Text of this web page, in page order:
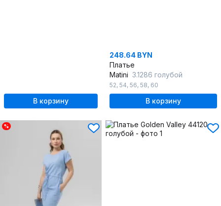
В корзину
248.64 BYN
Платье
Matini 3.1286 голубой
52, 54, 56, 58, 60
В корзину
%